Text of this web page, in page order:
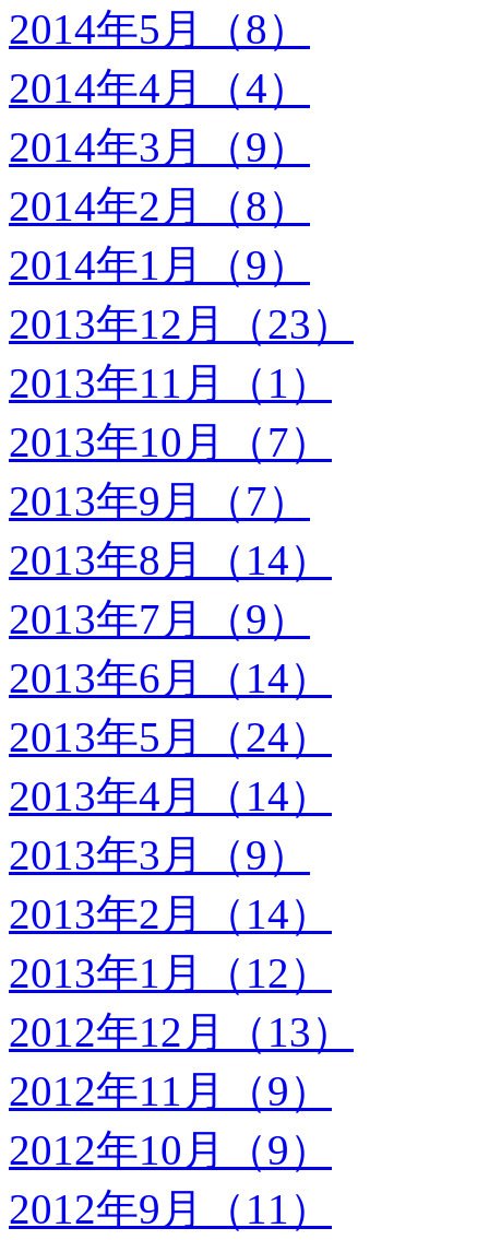
2014年5月（8）
2014年4月（4）
2014年3月（9）
2014年2月（8）
2014年1月（9）
2013年12月（23）
2013年11月（1）
2013年10月（7）
2013年9月（7）
2013年8月（14）
2013年7月（9）
2013年6月（14）
2013年5月（24）
2013年4月（14）
2013年3月（9）
2013年2月（14）
2013年1月（12）
2012年12月（13）
2012年11月（9）
2012年10月（9）
2012年9月（11）